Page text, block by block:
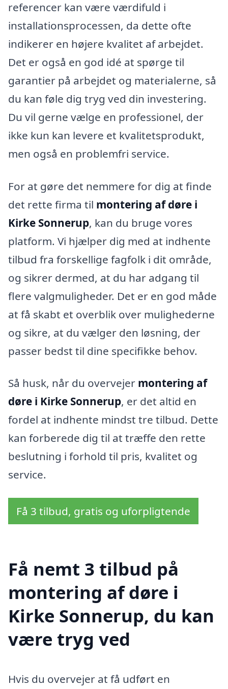
referencer kan være værdifuld i
installationsprocessen, da dette ofte
indikerer en højere kvalitet af arbejdet.
Det er også en god idé at spørge til
garantier på arbejdet og materialerne, så
du kan føle dig tryg ved din investering.
Du vil gerne vælge en professionel, der
ikke kun kan levere et kvalitetsprodukt,
men også en problemfri service.
For at gøre det nemmere for dig at finde
det rette firma til montering af døre i
Kirke Sonnerup, kan du bruge vores
platform. Vi hjælper dig med at indhente
tilbud fra forskellige fagfolk i dit område,
og sikrer dermed, at du har adgang til
flere valgmuligheder. Det er en god måde
at få skabt et overblik over mulighederne
og sikre, at du vælger den løsning, der
passer bedst til dine specifikke behov.
Så husk, når du overvejer montering af
døre i Kirke Sonnerup, er det altid en
fordel at indhente mindst tre tilbud. Dette
kan forberede dig til at træffe den rette
beslutning i forhold til pris, kvalitet og
service.
Få 3 tilbud, gratis og uforpligtende
Få nemt 3 tilbud på
montering af døre i
Kirke Sonnerup, du kan
være tryg ved
Hvis du overvejer at få udført en